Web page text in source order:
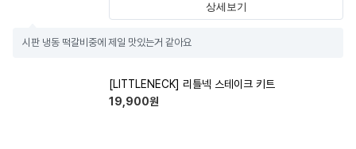
상세보기
시판 냉동 떡갈비중에 제일 맛있는거 같아요
[LITTLENECK] 리틀넥 스테이크 키트
19,900원